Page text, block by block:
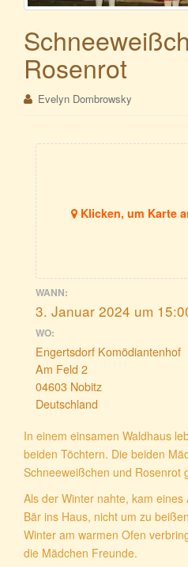
Rosenrot
Evelyn Dombrowsky
Klicken, um Karte
WANN:
3. Januar 2024 um
WO:
Engertsdorf Komödiantenhof
Am Feld 2
04603 Nobitz
Deutschland
In einem einsamen Waldhaus
beiden Töchtern. Die beiden
Schneeweißchen und Rosenrot
Als der Winter nahte, kam
Bär ins Haus, nicht um zu
Winter am warmen Ofen
die Mädchen Freunde.